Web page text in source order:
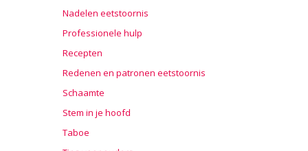
Nadelen eetstoornis
Professionele hulp
Recepten
Redenen en patronen eetstoornis
Schaamte
Stem in je hoofd
Taboe